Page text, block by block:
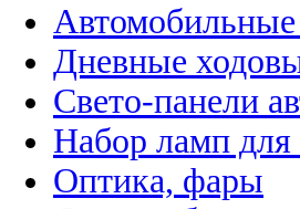
Дневные
Свето-панели
Набор ламп для
Оптика, фары